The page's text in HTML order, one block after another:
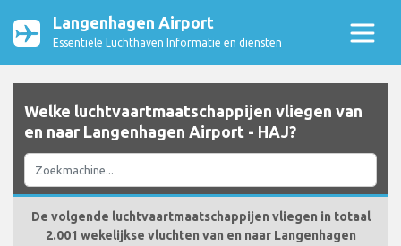
Langenhagen Airport
Essentiële Luchthaven Informatie en diensten
Welke luchtvaartmaatschappijen vliegen van
en naar Langenhagen Airport - HAJ?
De volgende luchtvaartmaatschappijen vliegen in totaal
2.001 wekelijkse vluchten van en naar Langenhagen